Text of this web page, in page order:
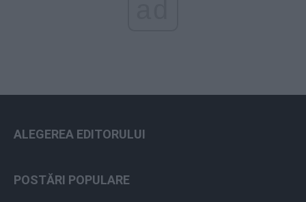
ALEGEREA EDITORULUI
POSTĂRI POPULARE